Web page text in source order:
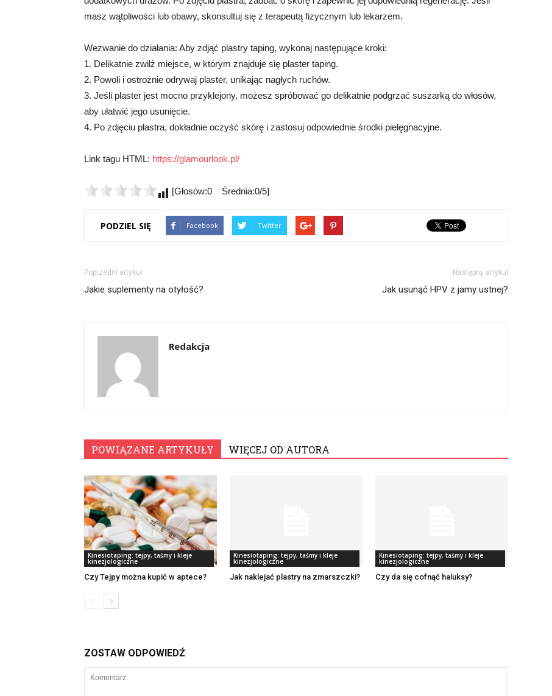
masz wątpliwości lub obawy, skonsultuj się z terapeutą fizycznym lub lekarzem.
Wezwanie do działania: Aby zdjąć plastry taping, wykonaj następujące kroki:
1. Delikatnie zwilż miejsce, w którym znajduje się plaster taping.
2. Powoli i ostrożnie odrywaj plaster, unikając nagłych ruchów.
3. Jeśli plaster jest mocno przyklejony, możesz spróbować go delikatnie podgrzać suszarką do włosów,
aby ułatwić jego usunięcie.
4. Po zdjęciu plastra, dokładnie oczyść skórę i zastosuj odpowiednie środki pielęgnacyjne.
Link tagu HTML: https://glamourlook.pl/
[Głosów:0 Średnia:0/5]
PODZIEL SIĘ Facebook Twitter
Poprzedni artykuł
Jakie suplementy na otyłość?
Następny artykuł
Jak usunąć HPV z jamy ustnej?
Redakcja
POWIĄZANE ARTYKUŁY WIĘCEJ OD AUTORA
Kinesiotaping: tejpy, taśmy i kleje
kinezjologiczne
Czy Tejpy można kupić w aptece?
Kinesiotaping: tejpy, taśmy i kleje
kinezjologiczne
Jak naklejać plastry na zmarszczki?
Kinesiotaping: tejpy, taśmy i kleje
kinezjologiczne
Czy da się cofnąć haluksy?
ZOSTAW ODPOWIEDŹ